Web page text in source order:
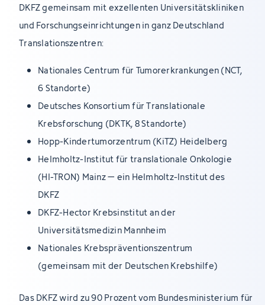
DKFZ gemeinsam mit exzellenten Universitätskliniken
und Forschungseinrichtungen in ganz Deutschland
Translationszentren:
Nationales Centrum für Tumorerkrankungen (NCT,
6 Standorte)
Deutsches Konsortium für Translationale
Krebsforschung (DKTK, 8 Standorte)
Hopp-Kindertumorzentrum (KiTZ) Heidelberg
Helmholtz-Institut für translationale Onkologie
(HI-TRON) Mainz – ein Helmholtz-Institut des
DKFZ
DKFZ-Hector Krebsinstitut an der
Universitätsmedizin Mannheim
Nationales Krebspräventionszentrum
(gemeinsam mit der Deutschen Krebshilfe)
Das DKFZ wird zu 90 Prozent vom Bundesministerium für